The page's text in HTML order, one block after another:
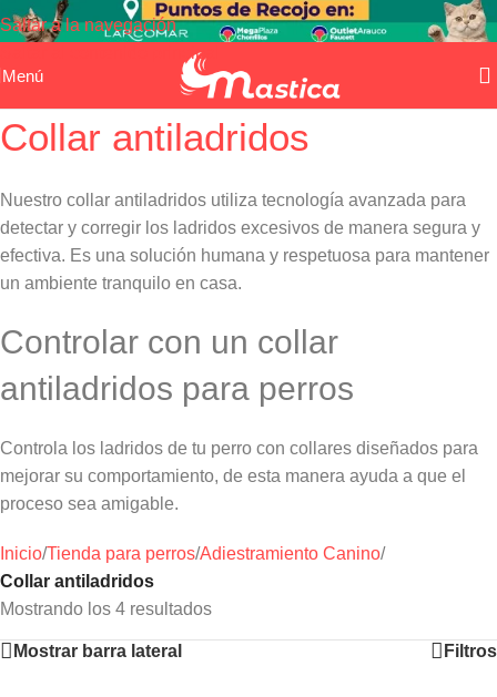
Saltar a la navegación
Saltar al contenido principal
Menú
Collar antiladridos
Nuestro collar antiladridos utiliza tecnología avanzada para
detectar y corregir los ladridos excesivos de manera segura y
efectiva. Es una solución humana y respetuosa para mantener
un ambiente tranquilo en casa.
Controlar con un collar
antiladridos para perros
Controla los ladridos de tu perro con collares diseñados para
mejorar su comportamiento, de esta manera ayuda a que el
proceso sea amigable.
Inicio/Tienda para perros/Adiestramiento Canino/
Collar antiladridos
Mostrando los 4 resultados
Mostrar barra lateral Filtros